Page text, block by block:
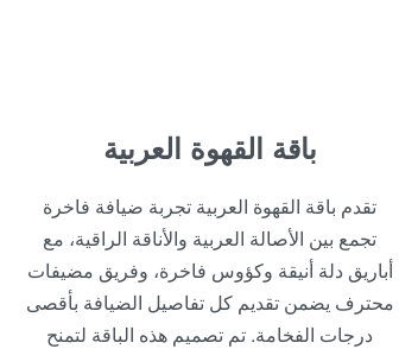
باقة القهوة العربية
تقدم باقة القهوة العربية تجربة ضيافة فاخرة
تجمع بين الأصالة العربية والأناقة الراقية، مع
أباريق دلة أنيقة وكؤوس فاخرة، وفريق مضيفات
محترف يضمن تقديم كل تفاصيل الضيافة بأقصى
درجات الفخامة. تم تصميم هذه الباقة لتمنح